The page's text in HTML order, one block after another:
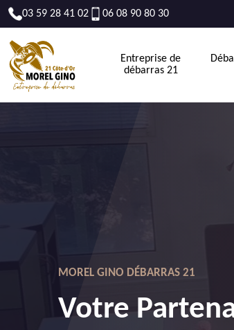
03 59 28 41 02 06 08 90 80 30
Entreprise de
débarras 21
MOREL GINO DÉBARRAS 21
Votre